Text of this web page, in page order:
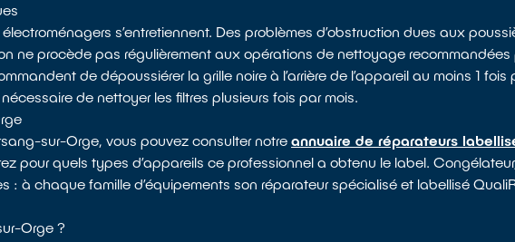
s’entretiennent. Des problèmes d’obstruction dues aux
ne procède pas régulièrement aux opérations de nettoyage recommandées
de dépoussiérer la grille noire à l’arrière de l’appareil au moins 1 fois
de nettoyer les filtres plusieurs fois par mois.
sur-Orge, vous pouvez consulter notreannuaire de réparateurs
pour quels types d’appareils ce professionnel a obtenu le label.
: à chaque famille d’équipements son réparateur spécialisé et labellisé
Orge ?